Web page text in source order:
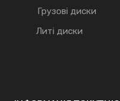
Грузові диски
Литі диски